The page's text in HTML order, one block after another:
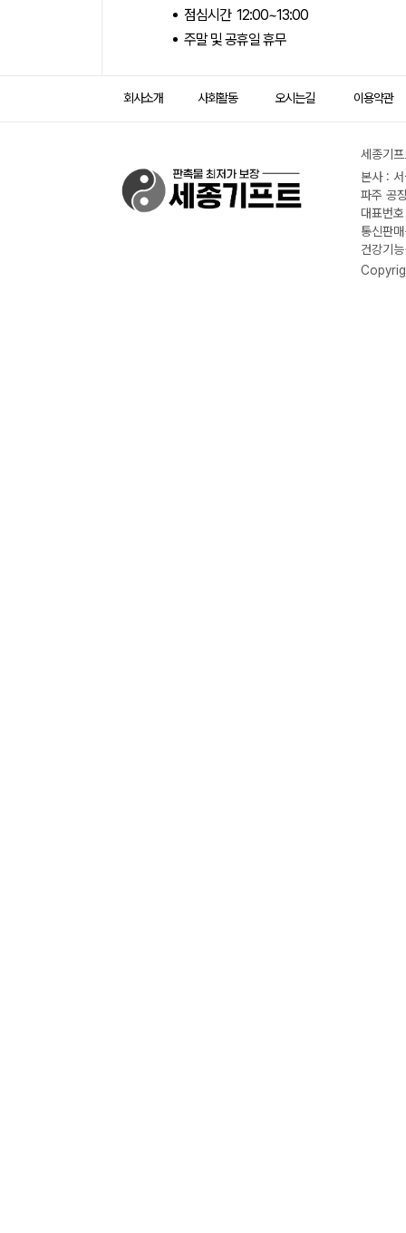
점심시간 12:00~13:00
주말 및 공휴일 휴무
회사소개 사회활동 오시는길 이용약관
세종기
본사 :
파주 공
대표번
통신판
건강기